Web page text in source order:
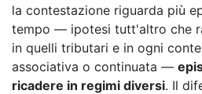
la contestazione riguarda più
tempo — ipotesi tutt'altro che
in quelli tributari e in ogni
associativa o continuata —
ricadere in regimi diversi. Il